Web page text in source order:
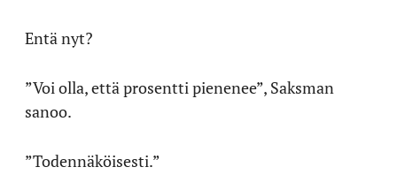
Entä nyt?
”Voi olla, että prosentti pienenee”, Saksman
sanoo.
”Todennäköisesti.”